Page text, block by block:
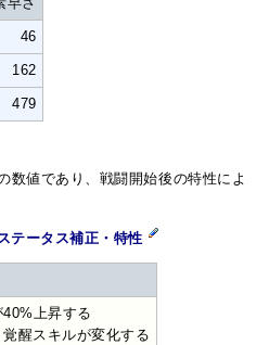
46
162
479
数値であり、戦闘開始後の特性によ
テータス補正・特性
上昇する
覚醒スキルが変化する